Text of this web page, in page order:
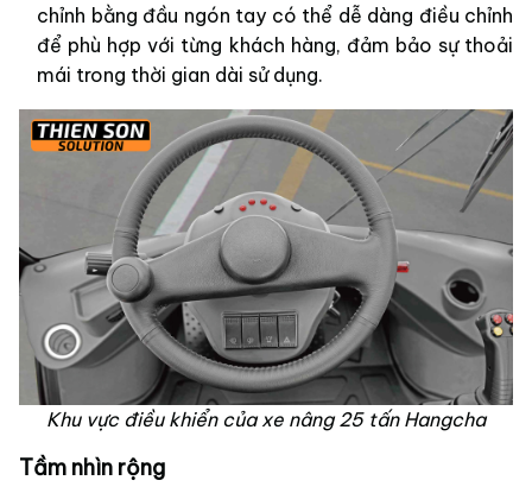
chỉnh bằng đầu ngón tay có thể dễ dàng điều chỉnh
để phù hợp với từng khách hàng, đảm bảo sự thoải
mái trong thời gian dài sử dụng.
Khu vực điều khiển của xe nâng 25 tấn Hangcha
Tầm nhìn rộng